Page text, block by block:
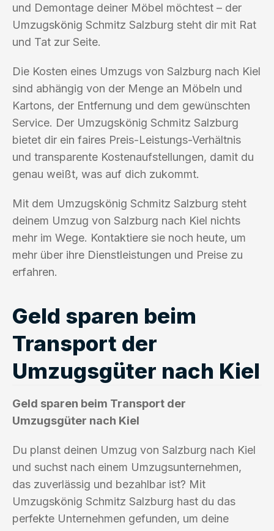
und Demontage deiner Möbel möchtest – der
Umzugskönig Schmitz Salzburg steht dir mit Rat
und Tat zur Seite.
Die Kosten eines Umzugs von Salzburg nach Kiel
sind abhängig von der Menge an Möbeln und
Kartons, der Entfernung und dem gewünschten
Service. Der Umzugskönig Schmitz Salzburg
bietet dir ein faires Preis-Leistungs-Verhältnis
und transparente Kostenaufstellungen, damit du
genau weißt, was auf dich zukommt.
Mit dem Umzugskönig Schmitz Salzburg steht
deinem Umzug von Salzburg nach Kiel nichts
mehr im Wege. Kontaktiere sie noch heute, um
mehr über ihre Dienstleistungen und Preise zu
erfahren.
Geld sparen beim
Transport der
Umzugsgüter nach Kiel
Geld sparen beim Transport der
Umzugsgüter nach Kiel
Du planst deinen Umzug von Salzburg nach Kiel
und suchst nach einem Umzugsunternehmen,
das zuverlässig und bezahlbar ist? Mit
Umzugskönig Schmitz Salzburg hast du das
perfekte Unternehmen gefunden, um deine